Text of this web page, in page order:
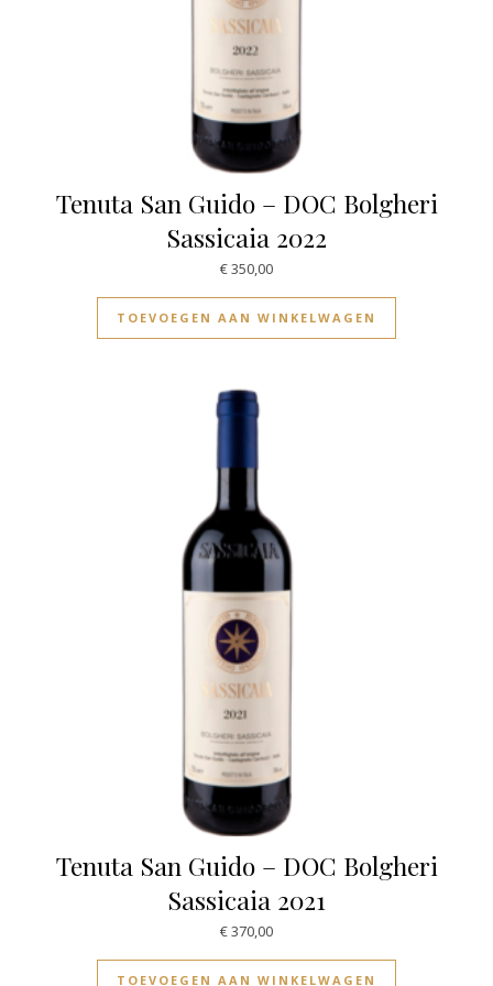
Tenuta San Guido – DOC Bolgheri
Sassicaia 2022
€350,00
TOEVOEGEN AAN WINKELWAGEN
Tenuta San Guido – DOC Bolgheri
Sassicaia 2021
€370,00
TOEVOEGEN AAN WINKELWAGEN